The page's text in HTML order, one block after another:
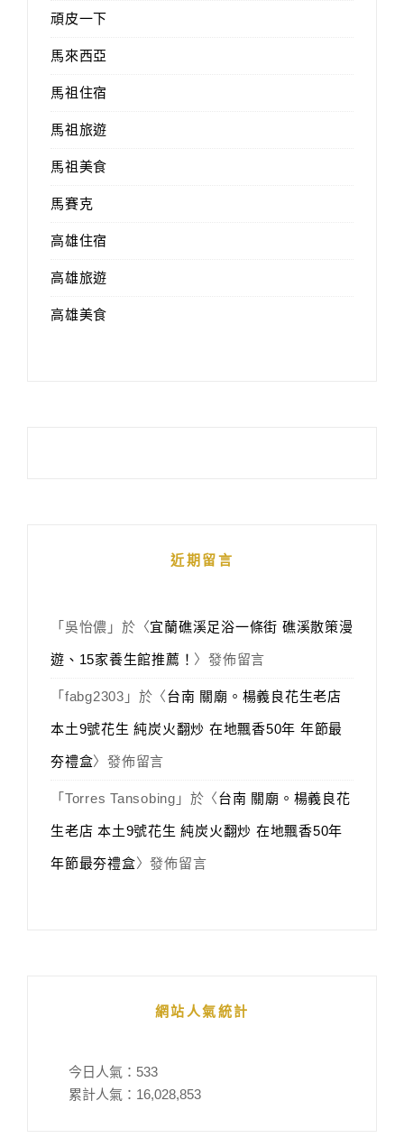
頑皮一下
馬來西亞
馬祖住宿
馬祖旅遊
馬祖美食
馬賽克
高雄住宿
高雄旅遊
高雄美食
近期留言
「 吳怡儂 」於〈宜蘭礁溪足浴一條街 礁溪散策漫
遊、15家養生館推薦！ 〉發佈留言
「 fabg2303 」於〈台南 關廟。楊義良花生老店
本土9號花生 純炭火翻炒 在地飄香50年 年節最
夯禮盒〉發佈留言
「 Torres Tansobing 」於〈台南 關廟。楊義良花
生老店 本土9號花生 純炭火翻炒 在地飄香50年
年節最夯禮盒〉發佈留言
網站人氣統計
今日人氣： 533
累計人氣： 16,028,853